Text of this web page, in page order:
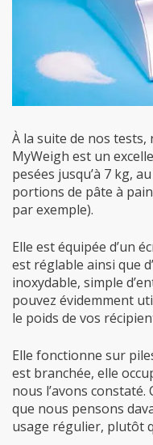
À la suite de nos tests,
MyWeigh est un
pesées jusqu’à 7 kg,
portions de pâte à
par exemple).
Elle est équipée d’un
est réglable ainsi que
inoxydable, simple
pouvez évidemment
le poids de vos
Elle fonctionne sur
est branchée, elle
nous l’avons constaté.
que nous pensons
usage régulier, plutôt